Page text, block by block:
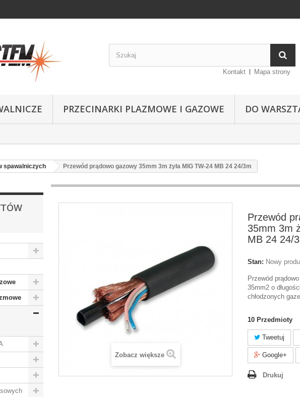
Kontakt Mapa strony
PRZECINARKI PLAZMOWE I GAZOWE DO
spawalniczych Przewód prądowo gazowy 35mm 3m żyła MIG TW-24 MB 24 24/3m
Zobacz większe
Przewód
35mm 3m
MB 24 24/
Stan: Nowy
Przewód
35mm2 o
chłodzonych
10 Przedmioty
Tweetuj
Google+
Drukuj